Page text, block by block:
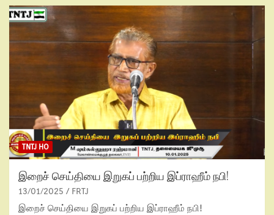
TNTJ HO
இறைச் செய்தியை இறுகப் பற்றிய இப்ராஹீம் நபி!
13/01/2025 FRTJ
இறைச் செய்தியை இறுகப் பற்றிய இப்ராஹீம் நபி!